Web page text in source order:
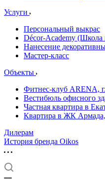
Услуги
Персональный выкрас
Décor-Academy (Школа
Нанесение
Мастер-класс
Объекты
Фитнес-клуб ARENA,
Вестибюль офисного
Частная квартира в
Квартира в ЖК Армада,
Дилерам
История бренда Oikos